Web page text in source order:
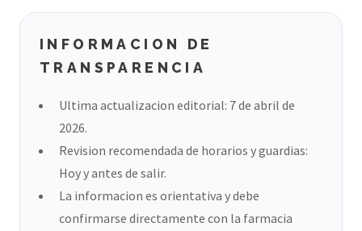
INFORMACION DE
TRANSPARENCIA
Ultima actualizacion editorial: 7 de abril de
2026.
Revision recomendada de horarios y guardias:
Hoy y antes de salir.
La informacion es orientativa y debe
confirmarse directamente con la farmacia